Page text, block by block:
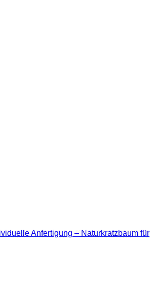
Anfertigung – Naturkratzbaum für